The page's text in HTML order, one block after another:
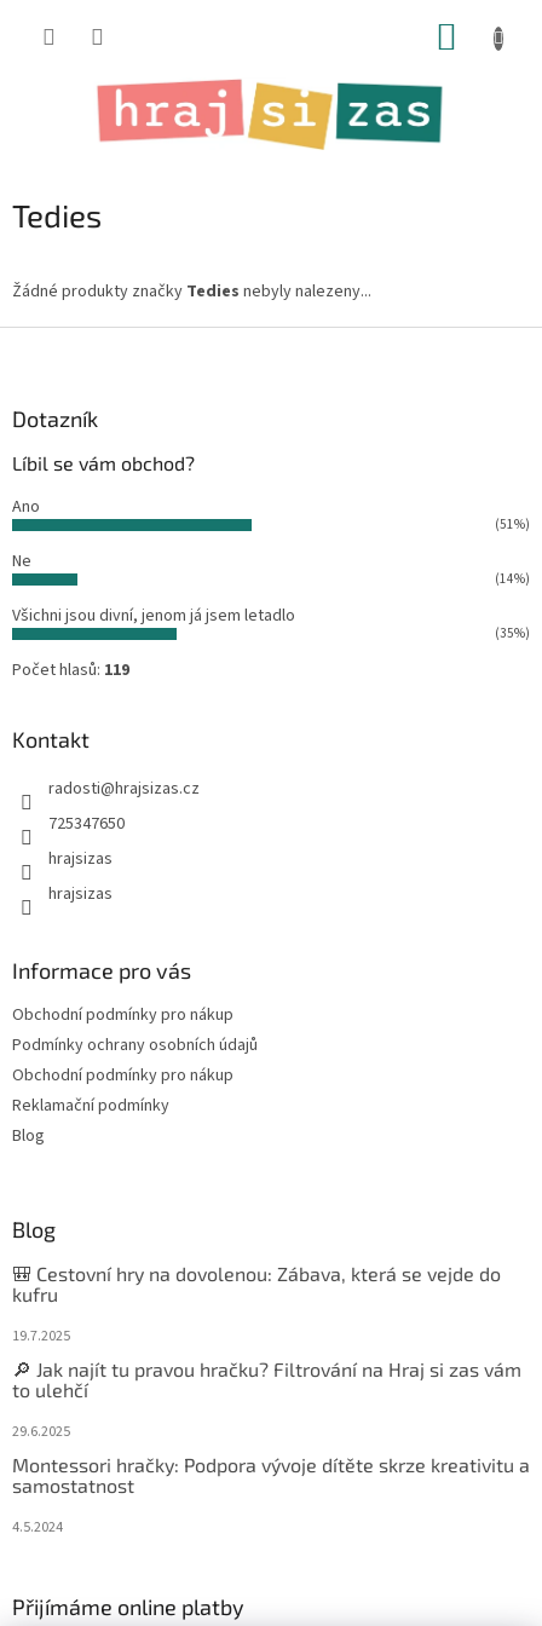
Tedies
Žádné produkty značky Tedies nebyly nalezeny...
Dotazník
Líbil se vám obchod?
Ano
(51%)
Ne
(14%)
Všichni jsou divní, jenom já jsem letadlo
(35%)
Počet hlasů: 119
Kontakt
radosti@hrajsizas.cz
725347650
hrajsizas
hrajsizas
Informace pro vás
Obchodní podmínky pro nákup
Podmínky ochrany osobních údajů
Obchodní podmínky pro nákup
Reklamační podmínky
Blog
Blog
🎒 Cestovní hry na dovolenou: Zábava, která se vejde do
kufru
19.7.2025
🔎 Jak najít tu pravou hračku? Filtrování na Hraj si zas vám
to ulehčí
29.6.2025
Montessori hračky: Podpora vývoje dítěte skrze kreativitu a
samostatnost
4.5.2024
Přijímáme online platby